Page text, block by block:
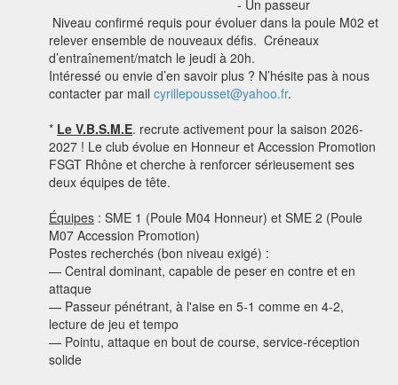
- Un passeur
Niveau confirmé requis pour évoluer dans la poule M02 et
relever ensemble de nouveaux défis. Créneaux
d’entraînement/match le jeudi à 20h.
Intéressé ou envie d’en savoir plus ? N’hésite pas à nous
contacter par mail cyrillepousset@yahoo.fr.
* Le V.B.S.M.E. recrute activement pour la saison 2026-
2027 ! Le club évolue en Honneur et Accession Promotion
FSGT Rhône et cherche à renforcer sérieusement ses
deux équipes de tête.
Équipes : SME 1 (Poule M04 Honneur) et SME 2 (Poule
M07 Accession Promotion)
Postes recherchés (bon niveau exigé) :
— Central dominant, capable de peser en contre et en
attaque
— Passeur pénétrant, à l'aise en 5-1 comme en 4-2,
lecture de jeu et tempo
— Pointu, attaque en bout de course, service-réception
solide